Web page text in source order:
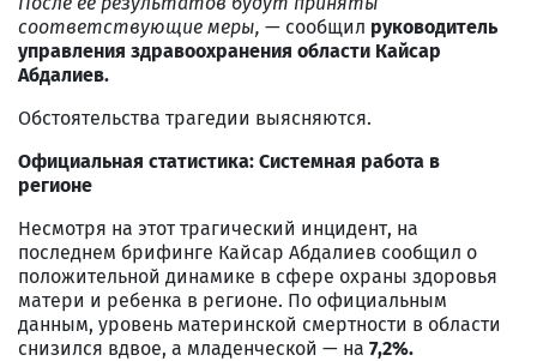
соответствующие меры, — сообщил руководитель
управления здравоохранения области Кайсар
Абдалиев.
Обстоятельства трагедии выясняются.
Официальная статистика: Системная работа в
регионе
Несмотря на этот трагический инцидент, на
последнем брифинге Кайсар Абдалиев сообщил о
положительной динамике в сфере охраны здоровья
матери и ребенка в регионе. По официальным
данным, уровень материнской смертности в области
снизился вдвое, а младенческой — на 7,2%.